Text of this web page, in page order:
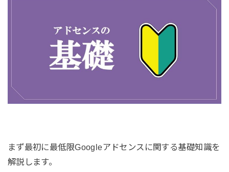
まず最初に最低限Googleアドセンスに関する基礎知識を
解説します。